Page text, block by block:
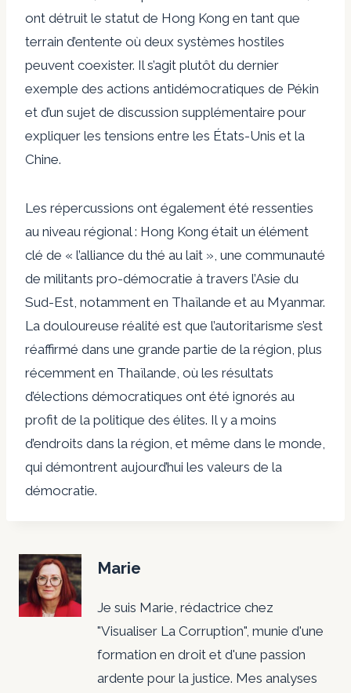
ont détruit le statut de Hong Kong en tant que
terrain d’entente où deux systèmes hostiles
peuvent coexister. Il s’agit plutôt du dernier
exemple des actions antidémocratiques de Pékin
et d’un sujet de discussion supplémentaire pour
expliquer les tensions entre les États-Unis et la
Chine.
Les répercussions ont également été ressenties
au niveau régional : Hong Kong était un élément
clé de « l’alliance du thé au lait », une communauté
de militants pro-démocratie à travers l’Asie du
Sud-Est, notamment en Thaïlande et au Myanmar.
La douloureuse réalité est que l’autoritarisme s’est
réaffirmé dans une grande partie de la région, plus
récemment en Thaïlande, où les résultats
d’élections démocratiques ont été ignorés au
profit de la politique des élites. Il y a moins
d’endroits dans la région, et même dans le monde,
qui démontrent aujourd’hui les valeurs de la
démocratie.
Marie
Je suis Marie, rédactrice chez
"Visualiser La Corruption", munie d'une
formation en droit et d'une passion
ardente pour la justice. Mes analyses